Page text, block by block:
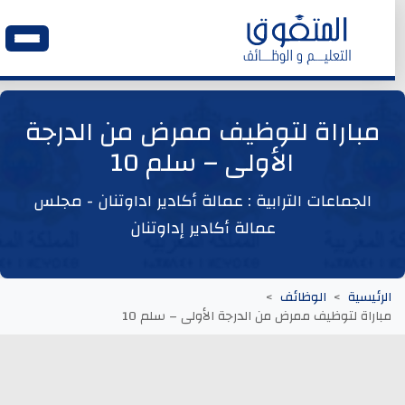
ابحث عن وظيفة
وظائف المؤسسات و المقاولات العمومية
مباراة لتوظيف ممرض من الدرجة
الأولى – سلم 10
الجماعات الترابية : عمالة أكادير اداوتنان - مجلس
عمالة أكادير إداوتنان
الرئيسية الوظائف
مباراة لتوظيف ممرض من الدرجة الأولى – سلم 10